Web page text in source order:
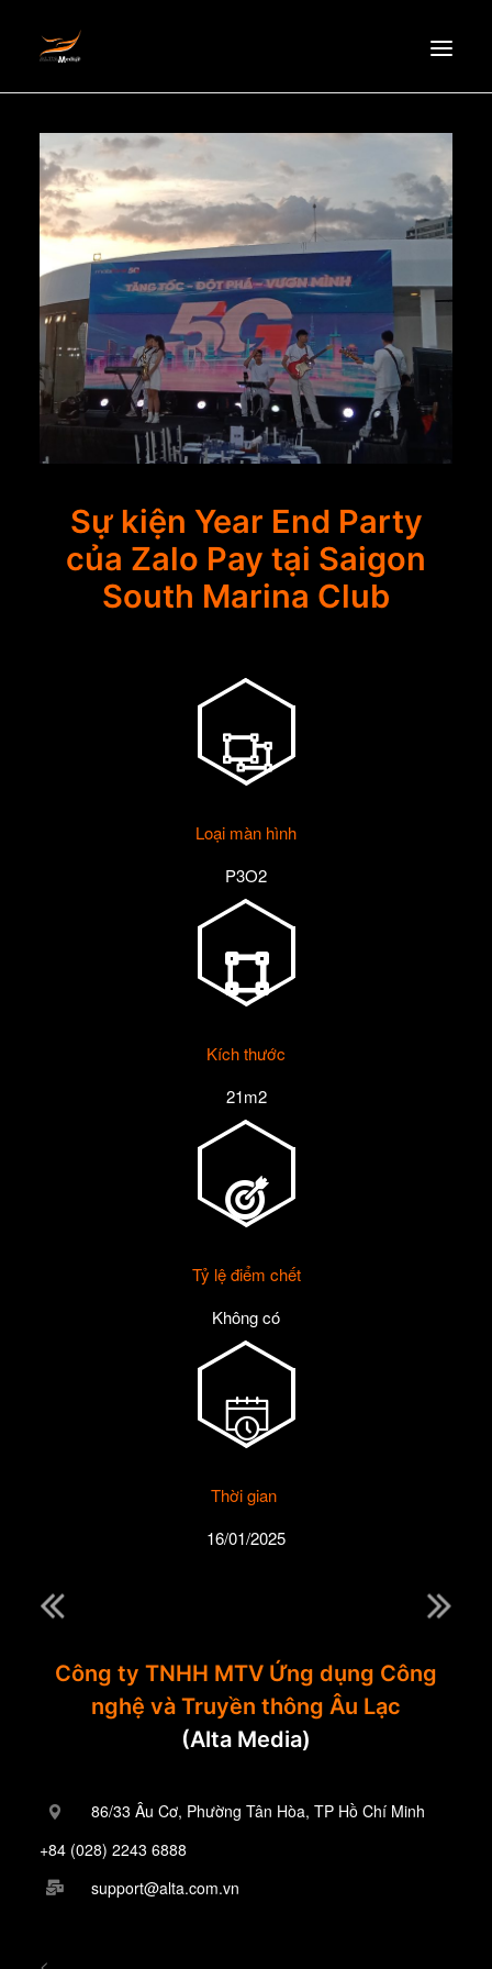
HOMEPAGE
ABOUT US
NEWS
PRODUCTS
PARTNERS
RECRUITMENT
CONTACT
EN
Sự kiện Year End Party
của Zalo Pay tại Saigon
South Marina Club
Loại màn hình
P3O2
Kích thước
21m2
Tỷ lệ điểm chết
Không có
Thời gian
16/01/2025
Công ty TNHH MTV Ứng dụng Công
nghệ và Truyền thông Âu Lạc
(Alta Media)
86/33 Âu Cơ, Phường Tân Hòa, TP Hồ Chí Minh
+84 (028) 2243 6888
support@alta.com.vn